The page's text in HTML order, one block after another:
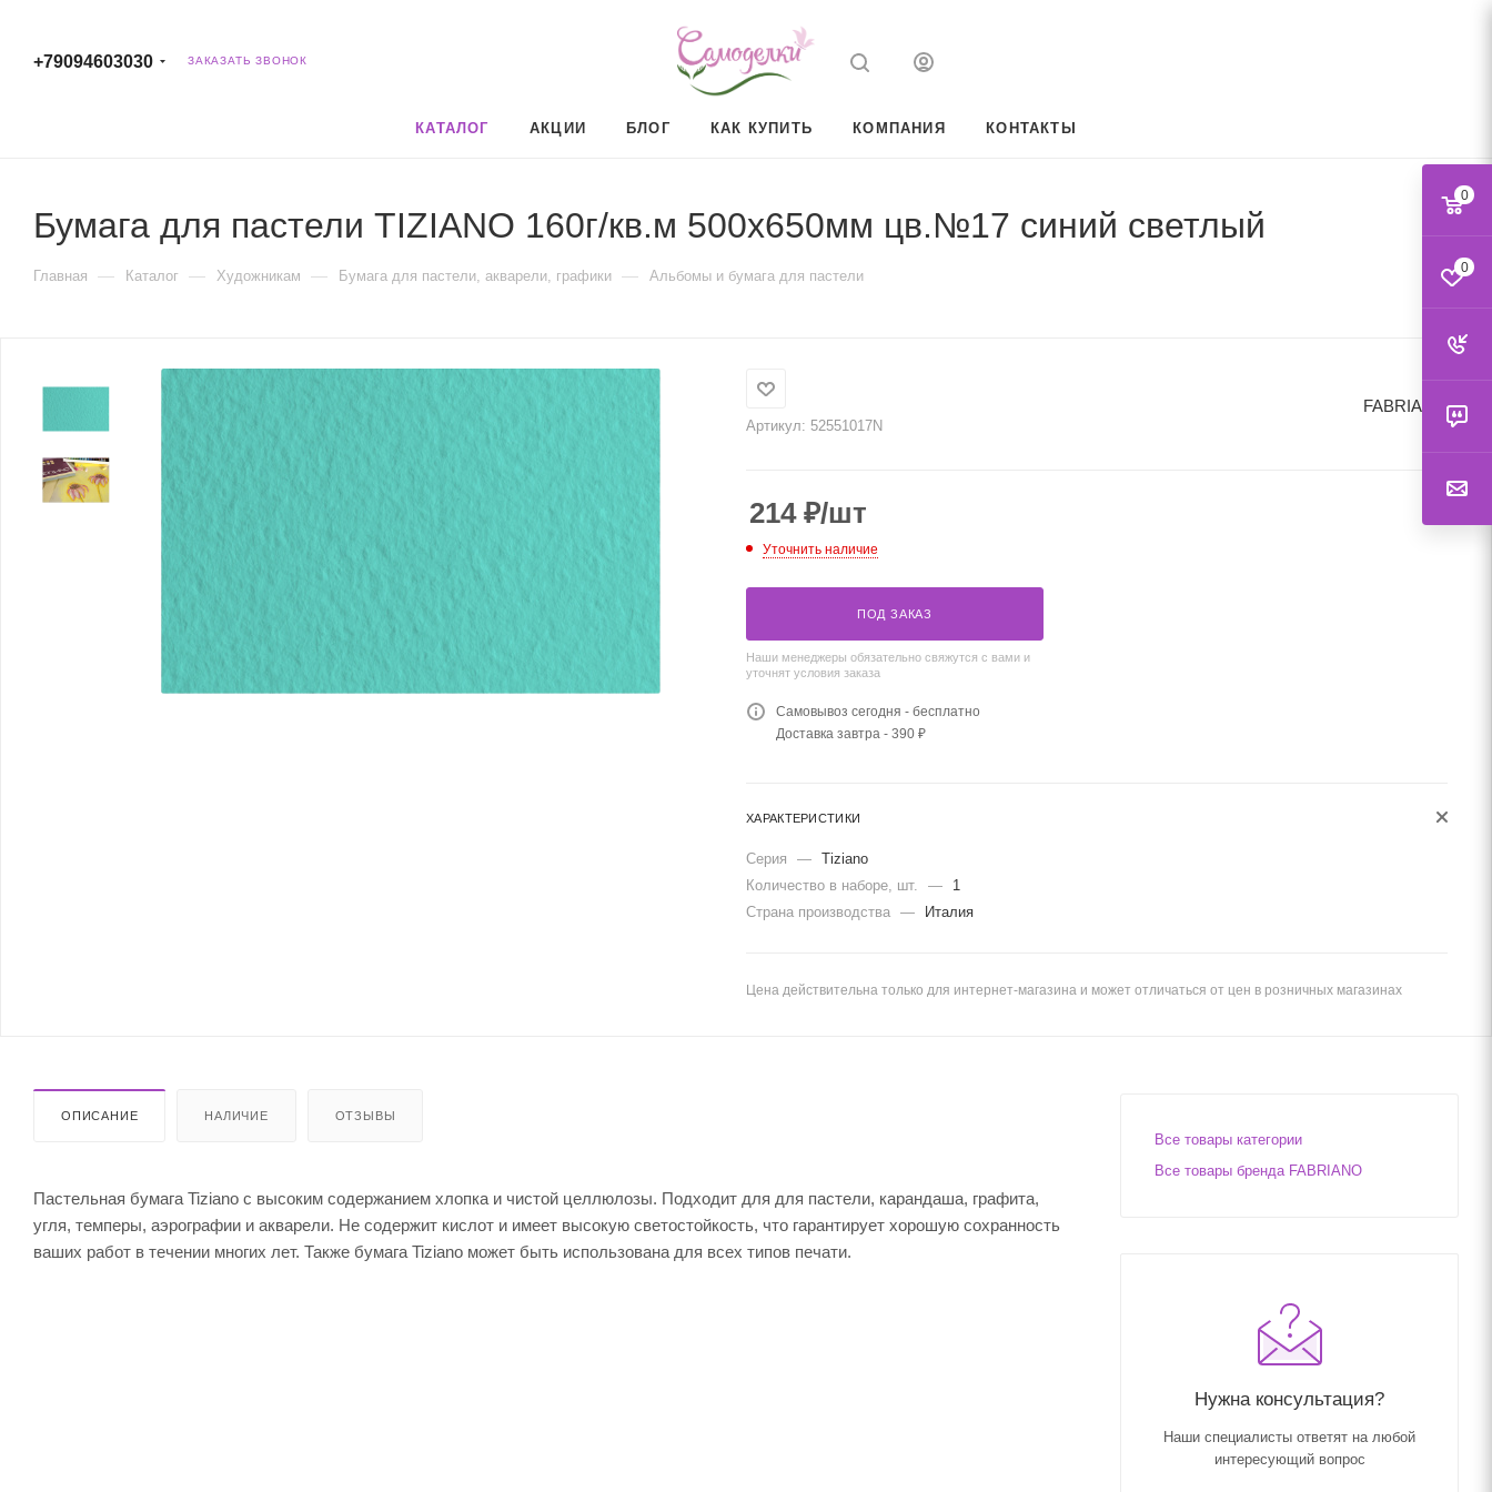
+79094603030 ЗАКАЗАТЬ ЗВОНОК
КАТАЛОГ АКЦИИ БЛОГ КАК КУПИТЬ КОМПАНИЯ КОНТАКТЫ
Бумага для пастели TIZIANO 160г/кв.м 500х650мм цв.№17 синий светлый
Главная — Каталог — Художникам — Бумага для пастели, акварели, графики — Альбомы и бумага для пастели
Артикул: 52551017N
FABRIANO
214₽/шт
Уточнить наличие
ПОД ЗАКАЗ
Наши менеджеры обязательно свяжутся с вами и
уточнят условия заказа
Самовывоз сегодня - бесплатно
Доставка завтра - 390 ₽
ХАРАКТЕРИСТИКИ
Серия — Tiziano
Количество в наборе, шт.
—
1
Страна производства — Италия
Цена действительна только для интернет-магазина и может отличаться от цен в розничных магазинах
ОПИСАНИЕ НАЛИЧИЕ ОТЗЫВЫ
Пастельная бумага Tiziano с высоким содержанием хлопка и чистой целлюлозы. Подходит для для пастели, карандаша, графита,
угля, темперы, аэрографии и акварели. Не содержит кислот и имеет высокую светостойкость, что гарантирует хорошую сохранность
ваших работ в течении многих лет. Также бумага Tiziano может быть использована для всех типов печати.
Все товары категории
Все товары бренда FABRIANO
Нужна консультация?
Наши специалисты ответят на любой
интересующий вопрос
0
0